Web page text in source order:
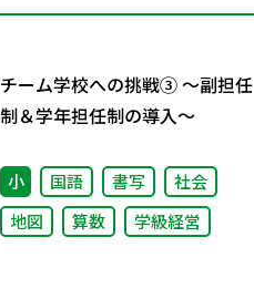
チーム学校への挑戦③ ～副担任
制＆学年担任制の導入～
小 国語 書写
社会
地図
算数 学級経営